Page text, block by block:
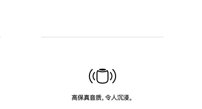
高保真音质，令人沉浸。